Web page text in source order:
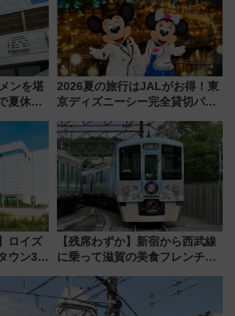
ンを堪
夏休み
2026夏の旅行はJALがお得！東
京ディズニーシー完全貸切パー
ーン始まる 条件は「夏の国内
線に2回搭乗」
ロイズ
ウン3周
タウン
【残席わずか】新宿から西武線
に乗って滋賀の美食フレンチを
「52席の至福」で味わう近江牛
や伝統文化の特別コラボ